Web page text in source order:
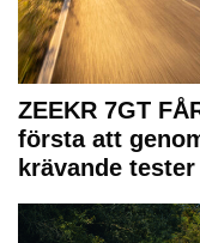
ZEEKR 7GT
första att
krävande